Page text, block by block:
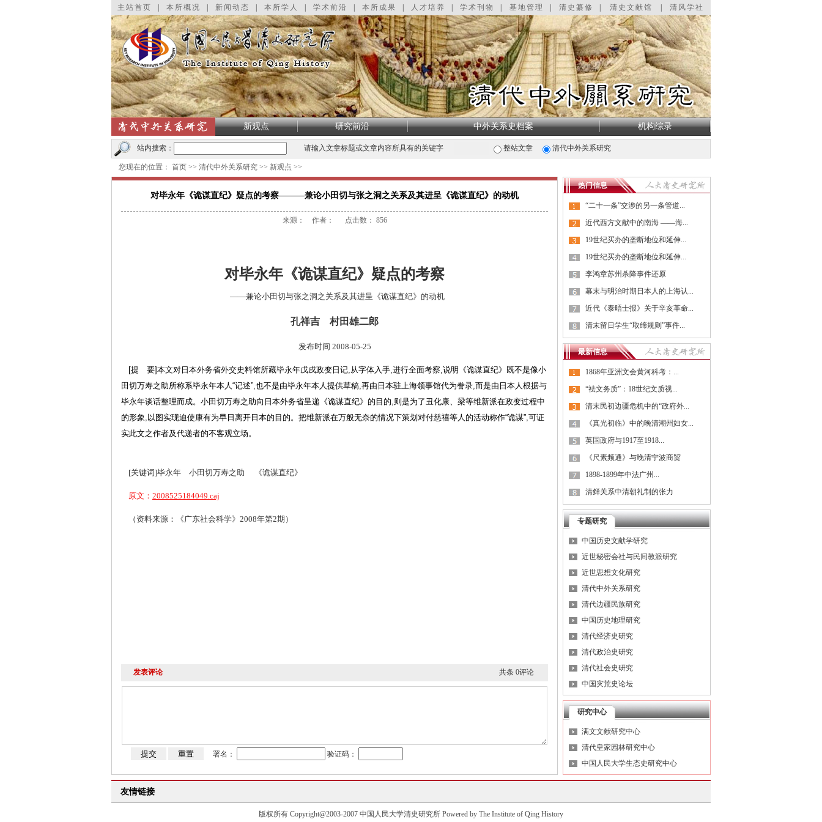
主站首页 本所概况 新闻动态 本所学人 学术前沿 本所成果 人才培养 学术刊物 基地管理 清史纂修 清史文献馆 清风学社
新观点 研究前沿 中外关系史档案 机构综录
站内搜索： 请输入文章标题或文章内容所具有的关键字 整站文章 清代中外关系研究
您现在的位置： 首页 >> 清代中外关系研究 >> 新观点 >>
对毕永年《诡谋直纪》疑点的考察———兼论小田切与张之洞之关系及其进呈《诡谋直纪》的动机
来源： 作者： 点击数： 856
对毕永年《诡谋直纪》疑点的考察
——兼论小田切与张之洞之关系及其进呈《诡谋直纪》的动机
孔祥吉 村田雄二郎
发布时间 2008-05-25
[提 要]本文对日本外务省外交史料馆所藏毕永年戊戌政变日记,从字体入手,进行全面考察,说明《诡谋直纪》既不是像小
田切万寿之助所称系毕永年本人“记述”,也不是由毕永年本人提供草稿,再由日本驻上海领事馆代为誊录,而是由日本人根据与
毕永年谈话整理而成。小田切万寿之助向日本外务省呈递《诡谋直纪》的目的,则是为了丑化康、梁等维新派在政变过程中
的形象, 以图实现迫使康有为早日离开日本的目的。把维新派在万般无奈的情况下策划对付慈禧等人的活动称作“诡谋”,可证
实此文之作者及代递者的不客观立场。
[关键词]毕永年 小田切万寿之助 《诡谋直纪》
原文： 2008525184049.caj
（资料来源：《广东社会科学》2008年第2期）
发表评论 共条 0评论
署名： 验证码：
热门信息
“二十一条”交涉的另一条管道...
近代西方文献中的南海 ——海...
19世纪买办的垄断地位和延伸...
19世纪买办的垄断地位和延伸...
李鸿章苏州杀降事件还原
幕末与明治时期日本人的上海认...
近代《泰晤士报》关于辛亥革命...
清末留日学生“取缔规则”事件...
最新信息
1868年亚洲文会黄河科考：...
“祛文务质”：18世纪文质视...
清末民初边疆危机中的“政府外...
《真光初临》中的晚清潮州妇女...
英国政府与1917至1918...
《尺素频通》与晚清宁波商贸
1898-1899年中法广州...
清鲜关系中清朝礼制的张力
专题研究
中国历史文献学研究
近世秘密会社与民间教派研究
近世思想文化研究
清代中外关系研究
清代边疆民族研究
中国历史地理研究
清代经济史研究
清代政治史研究
清代社会史研究
中国灾荒史论坛
研究中心
满文文献研究中心
清代皇家园林研究中心
中国人民大学生态史研究中心
友情链接
版权所有 Copyright@2003-2007 中国人民大学清史研究所 Powered by The Institute of Qing History